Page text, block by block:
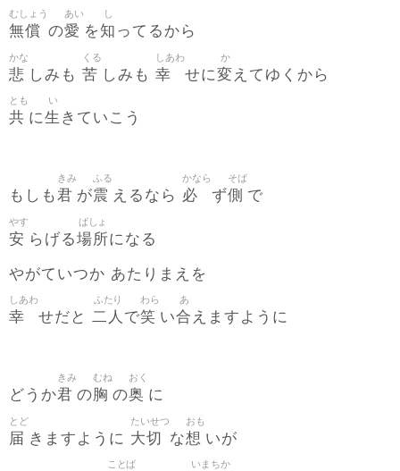
無償
むしょう
の愛
あい
を知
し
ってるから
悲
かな
しみも 苦
くる
しみも 幸
しあわ
せに変
か
えてゆくから
共
とも
に生
い
きていこう
もしも君
きみ
が震
ふる
えるなら 必
かなら
ず側
そば
で
安
やす
らげる場所
ばしょ
になる
やがていつか あたりまえを
幸
しあわ
せだと 二人
ふたり
で笑
わら
い合
あ
えますように
どうか君
きみ
の胸
むね
の奥
おく
に
届
とど
きますように 大切
たいせつ
な想
おも
いが
ことば いまちか